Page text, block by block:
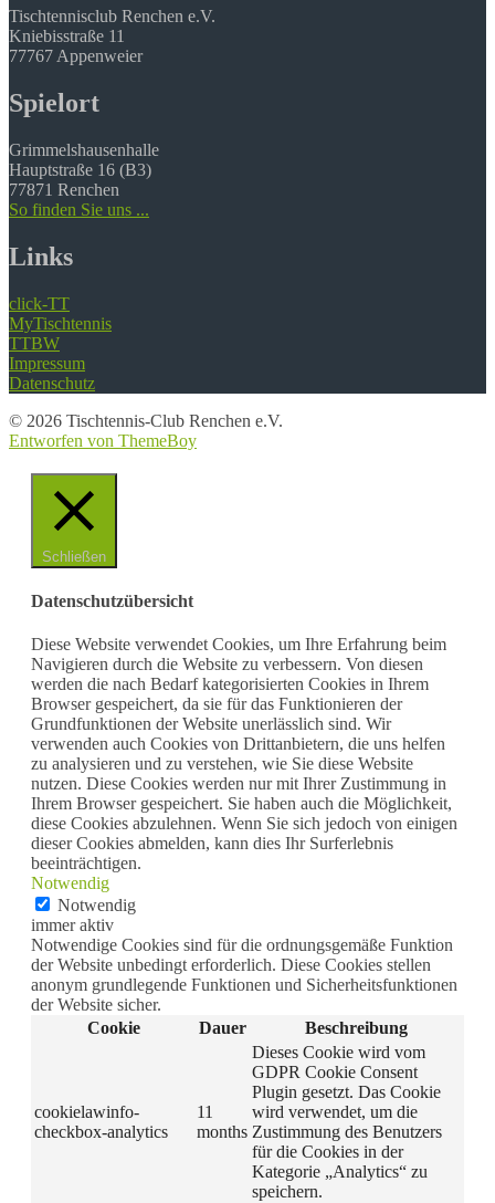
Tischtennisclub Renchen e.V.
Kniebisstraße 11
77767 Appenweier
Spielort
Grimmelshausenhalle
Hauptstraße 16 (B3)
77871 Renchen
So finden Sie uns ...
Links
click-TT
MyTischtennis
TTBW
Impressum
Datenschutz
© 2026 Tischtennis-Club Renchen e.V.
Entworfen von ThemeBoy
Schließen
Datenschutzübersicht
Diese Website verwendet Cookies, um Ihre Erfahrung beim
Navigieren durch die Website zu verbessern. Von diesen
werden die nach Bedarf kategorisierten Cookies in Ihrem
Browser gespeichert, da sie für das Funktionieren der
Grundfunktionen der Website unerlässlich sind. Wir
verwenden auch Cookies von Drittanbietern, die uns helfen
zu analysieren und zu verstehen, wie Sie diese Website
nutzen. Diese Cookies werden nur mit Ihrer Zustimmung in
Ihrem Browser gespeichert. Sie haben auch die Möglichkeit,
diese Cookies abzulehnen. Wenn Sie sich jedoch von einigen
dieser Cookies abmelden, kann dies Ihr Surferlebnis
beeinträchtigen.
Notwendig
Notwendig
immer aktiv
Notwendige Cookies sind für die ordnungsgemäße Funktion
der Website unbedingt erforderlich. Diese Cookies stellen
anonym grundlegende Funktionen und Sicherheitsfunktionen
der Website sicher.
Cookie
Dauer Beschreibung
cookielawinfo-
checkbox-analytics
11
months
Dieses Cookie wird vom
GDPR Cookie Consent
Plugin gesetzt. Das Cookie
wird verwendet, um die
Zustimmung des Benutzers
für die Cookies in der
Kategorie „Analytics“ zu
speichern.